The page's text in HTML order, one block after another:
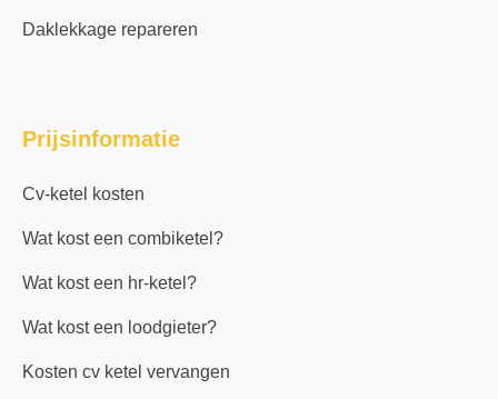
Daklekkage repareren
Prijsinformatie
Cv-ketel kosten
Wat kost een combiketel?
Wat kost een hr-ketel?
Wat kost een loodgieter?
Kosten cv ketel vervangen